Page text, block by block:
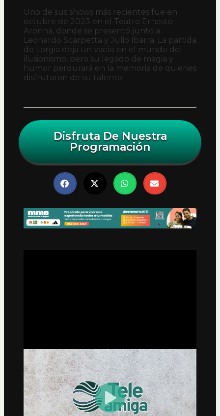
Uno de sus shows más recientes fue en
octubre de 2023 en el Teatro Ernesto
Aronna, donde se presentó junto a
Leonardo Scarpetta y Julio Ibarra. La partida
de Lorgia deja un vacío en el mundo del
ilusionismo, pero su legado de magia y
humor perdurará en la memoria de quienes
disfrutaron de su talento.
Disfruta De Nuestra
Programación